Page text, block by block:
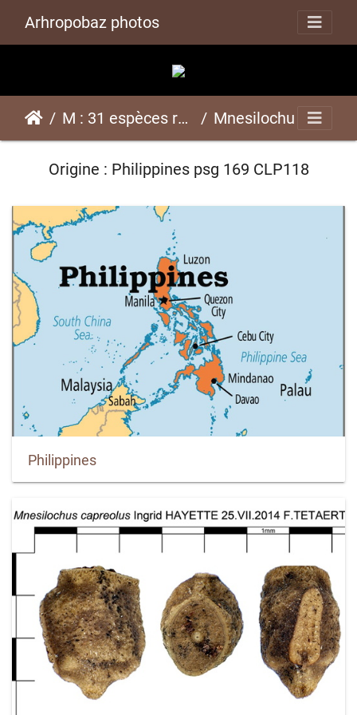
Arhropobaz photos
M : 31 espèces représentées ici Mnesilochus capreoluspsg 169 CLP118
Origine : Philippines psg 169 CLP118
Philippines